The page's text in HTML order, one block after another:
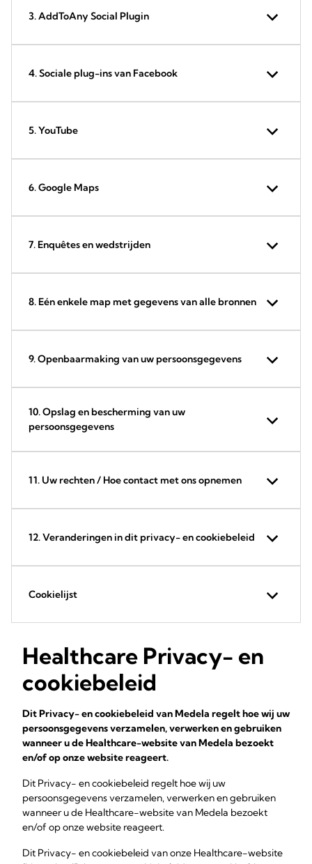
3. AddToAny Social Plugin
4. Sociale plug-ins van Facebook
5. YouTube
6. Google Maps
7. Enquêtes en wedstrijden
8. Eén enkele map met gegevens van alle bronnen
9. Openbaarmaking van uw persoonsgegevens
10. Opslag en bescherming van uw
persoonsgegevens
11. Uw rechten / Hoe contact met ons opnemen
12. Veranderingen in dit privacy- en cookiebeleid
Cookielijst
Healthcare Privacy- en
cookiebeleid
Dit Privacy- en cookiebeleid van Medela regelt hoe wij uw
persoonsgegevens verzamelen, verwerken en gebruiken
wanneer u de Healthcare-website van Medela bezoekt
en/of op onze website reageert.
Dit Privacy- en cookiebeleid regelt hoe wij uw
persoonsgegevens verzamelen, verwerken en gebruiken
wanneer u de Healthcare-website van Medela bezoekt
en/of op onze website reageert.
Dit Privacy- en cookiebeleid van onze Healthcare-website